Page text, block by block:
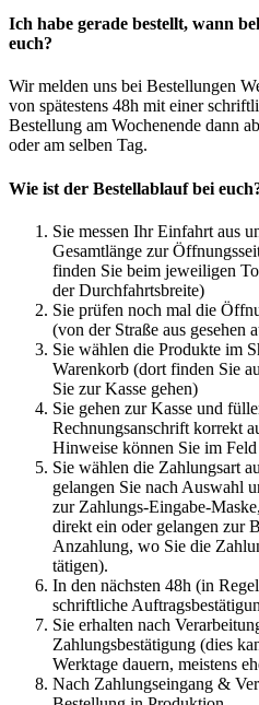
Ich habe gerade bestellt, wann
euch?
Wir melden uns bei Bestellungen
von spätestens 48h mit einer
Bestellung am Wochenende dann
oder am selben Tag.
Wie ist der Bestellablauf bei
Sie messen Ihr Einfahrt aus
Gesamtlänge zur
finden Sie beim jeweiligen
der Durchfahrtsbreite)
Sie prüfen noch mal die
(von der Straße aus gesehen
Sie wählen die Produkte im
Warenkorb (dort finden Sie
Sie zur Kasse gehen)
Sie gehen zur Kasse und
Rechnungsanschrift korrekt
Hinweise können Sie im
Sie wählen die Zahlungsart
gelangen Sie nach Auswahl
zur Zahlungs-Eingabe-
direkt ein oder gelangen zur
Anzahlung, wo Sie die
tätigen).
In den nächsten 48h (in
schriftliche
Sie erhalten nach
Zahlungsbestätigung (dies
Werktage dauern, meistens
Nach Zahlungseingang &